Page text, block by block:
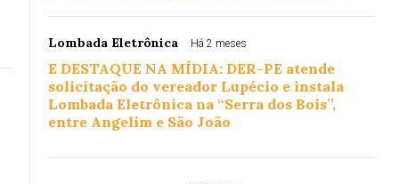
Lombada Eletrônica Há 2 meses
E DESTAQUE NA MÍDIA: DER-PE atende
solicitação do vereador Lupécio e instala
Lombada Eletrônica na “Serra dos Bois”,
entre Angelim e São João